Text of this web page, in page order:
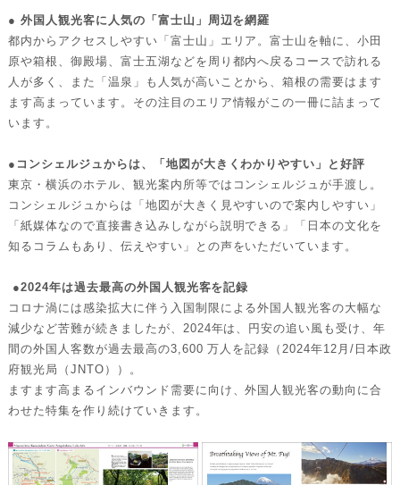
● 外国人観光客に人気の「富士山」周辺を網羅
都内からアクセスしやすい「富士山」エリア。富士山を軸に、小田
原や箱根、御殿場、富士五湖などを周り都内へ戻るコースで訪れる
人が多く、また「温泉」も人気が高いことから、箱根の需要はます
ます高まっています。その注目のエリア情報がこの一冊に詰まって
います。
●コンシェルジュからは、「地図が大きくわかりやすい」と好評
東京・横浜のホテル、観光案内所等ではコンシェルジュが手渡し。
コンシェルジュからは「地図が大きく見やすいので案内しやすい」
「紙媒体なので直接書き込みしながら説明できる」「日本の文化を
知るコラムもあり、伝えやすい」との声をいただいています。
●2024年は過去最高の外国人観光客を記録
コロナ渦には感染拡大に伴う入国制限による外国人観光客の大幅な
減少など苦難が続きましたが、2024年は、円安の追い風も受け、年
間の外国人客数が過去最高の3,600 万人を記録（2024年12月/日本政
府観光局（JNTO））。
ますます高まるインバウンド需要に向け、外国人観光客の動向に合
わせた特集を作り続けていきます。